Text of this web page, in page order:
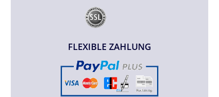
FLEXIBLE ZAHLUNG